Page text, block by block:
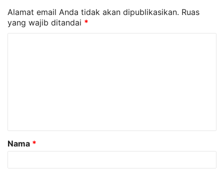
Alamat email Anda tidak akan dipublikasikan. Ruas
yang wajib ditandai *
a
r
Nama *